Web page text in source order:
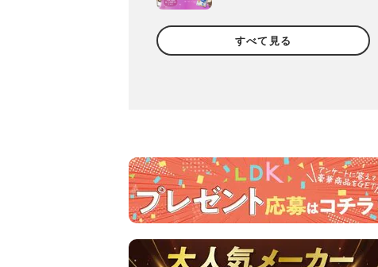
市販製品を明るめ・暗め別
に比較
すべて見る